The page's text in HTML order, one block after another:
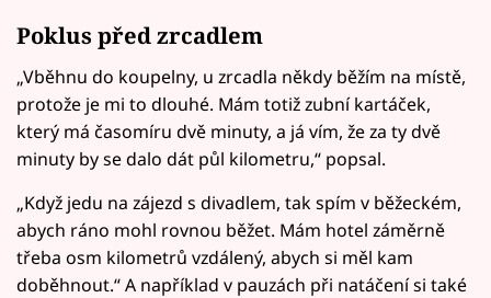
Poklus před zrcadlem
„Vběhnu do koupelny, u zrcadla někdy běžím na místě,
protože je mi to dlouhé. Mám totiž zubní kartáček,
který má časomíru dvě minuty, a já vím, že za ty dvě
minuty by se dalo dát půl kilometru,“ popsal.
„Když jedu na zájezd s divadlem, tak spím v běžeckém,
abych ráno mohl rovnou běžet. Mám hotel záměrně
třeba osm kilometrů vzdálený, abych si měl kam
doběhnout.“ A například v pauzách při natáčení si také